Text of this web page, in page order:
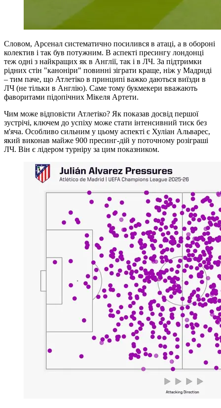
Словом, Арсенал систематично посилився в атаці, а в обороні
колектив і так був потужним. В аспекті пресингу лондонці
теж одні з найкращих як в Англії, так і в ЛЧ. За підтримки
рідних стін "каноніри" повинні зіграти краще, ніж у Мадриді
– тим паче, що Атлетіко в принципі важко даються виїзди в
ЛЧ (не тільки в Англію). Саме тому букмекери вважають
фаворитами підопічних Мікеля Артети.
Чим може відповісти Атлетіко? Як показав досвід першої
зустрічі, ключем до успіху може стати інтенсивний тиск без
м'яча. Особливо сильним у цьому аспекті є Хуліан Альварес,
який виконав майже 900 пресинг-дій у поточному розіграші
ЛЧ. Він є лідером турніру за цим показником.